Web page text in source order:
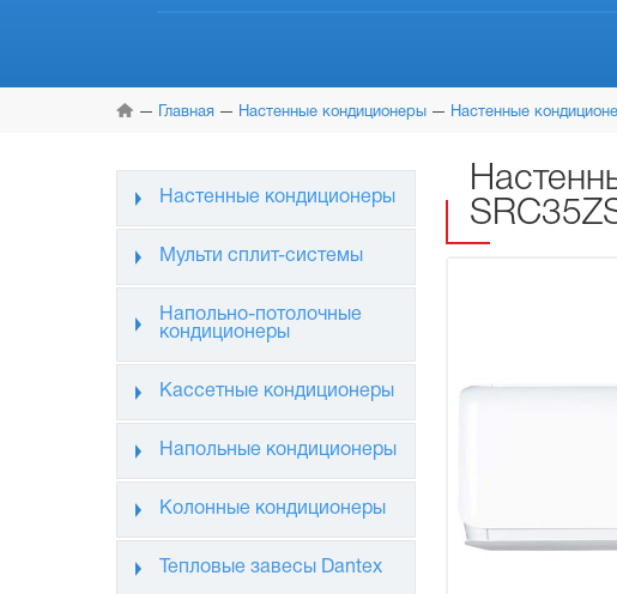
Главная Настенные кондиционеры Настенные
Настенные кондиционеры
Мульти сплит-системы
Напольно-потолочные
кондиционеры
Кассетные кондиционеры
Напольные кондиционеры
Колонные кондиционеры
Тепловые завесы Dantex